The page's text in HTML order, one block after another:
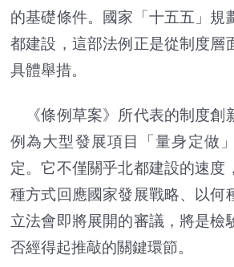
的基礎條件。國家「十五五」規
都建設，這部法例正是從制度層
具體舉措。
《條例草案》所代表的制度創
例為大型發展項目「量身定做
定。它不僅關乎北都建設的速度
種方式回應國家發展戰略、以何
立法會即將展開的審議，將是檢
否經得起推敲的關鍵環節。